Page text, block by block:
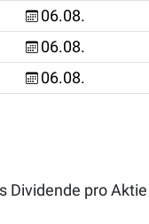
06.08.
06.08.
06.08.
Dividende pro